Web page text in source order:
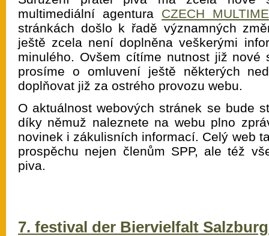
multimediální agentura CZECH
stránkách došlo k řadě významných
ještě zcela není doplněna veškerými
minulého. Ovšem cítíme nutnost již nové
prosíme o omluvení ještě některých
doplňovat již za ostrého provozu webu.
O aktuálnost webových stránek se bude
díky němuž naleznete na webu plno
novinek i zákulisních informací. Celý web
prospěchu nejen členům SPP, ale též
piva.
7. festival der Biervielfalt